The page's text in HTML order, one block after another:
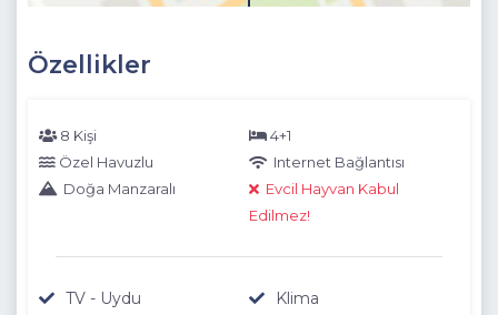
Özellikler
8 Kişi
4+1
Özel Havuzlu
Internet Bağlantısı
Doğa Manzaralı
Evcil Hayvan Kabul
Edilmez!
TV - Uydu
Klima